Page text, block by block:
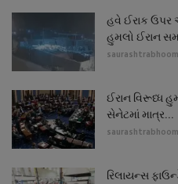
હવે ઈરાક ઉપર
હુમલો ઈરાન
ઈરાન વિરૂધ્ધ
સેનેટમાં માત્ર...
રિલાયન્સ